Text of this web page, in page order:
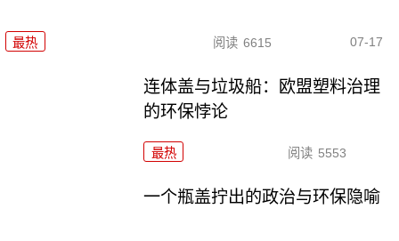
最热 阅读 6615 07-17
连体盖与垃圾船：欧盟塑料治理
的环保悖论
最热 阅读 5553
一个瓶盖拧出的政治与环保隐喻